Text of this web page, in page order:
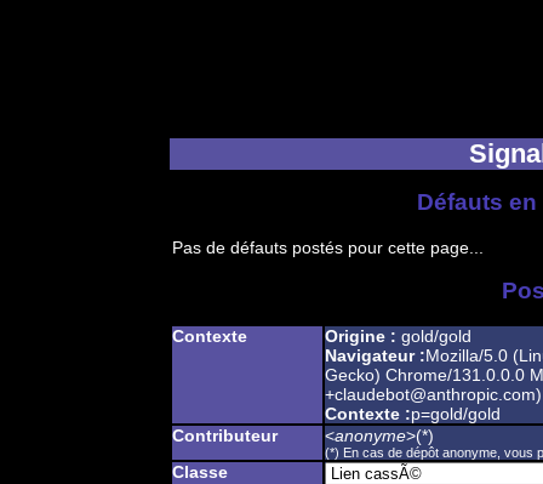
Défauts
Pas de défauts postés pour cette page...
Contexte Origine : gold/gold
Navigateur :Mozilla/5.0
Gecko) Chrome/131.0.0.0
+claudebot@anthropic.com)
Contexte :p=gold/gold
Contributeur
<anonyme>(*)
(*) En cas de dépôt anonyme, vous
Classe